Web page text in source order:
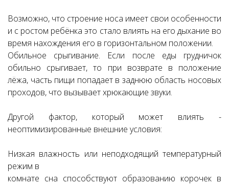
Возможно, что строение носа имеет свои особенности
и с ростом ребёнка это стало влиять на его дыхание во
время нахождения его в горизонтальном положении.
Обильное срыгивание. Если после еды грудничок
обильно срыгивает, то при возврате в положение
лёжа, часть пищи попадает в заднюю область носовых
проходов, что вызывает хрюкающие звуки.
Другой фактор, который может влиять -
неоптимизированные внешние условия:
Низкая влажность или неподходящий температурный
режим в
комнате сна способствуют образованию корочек в